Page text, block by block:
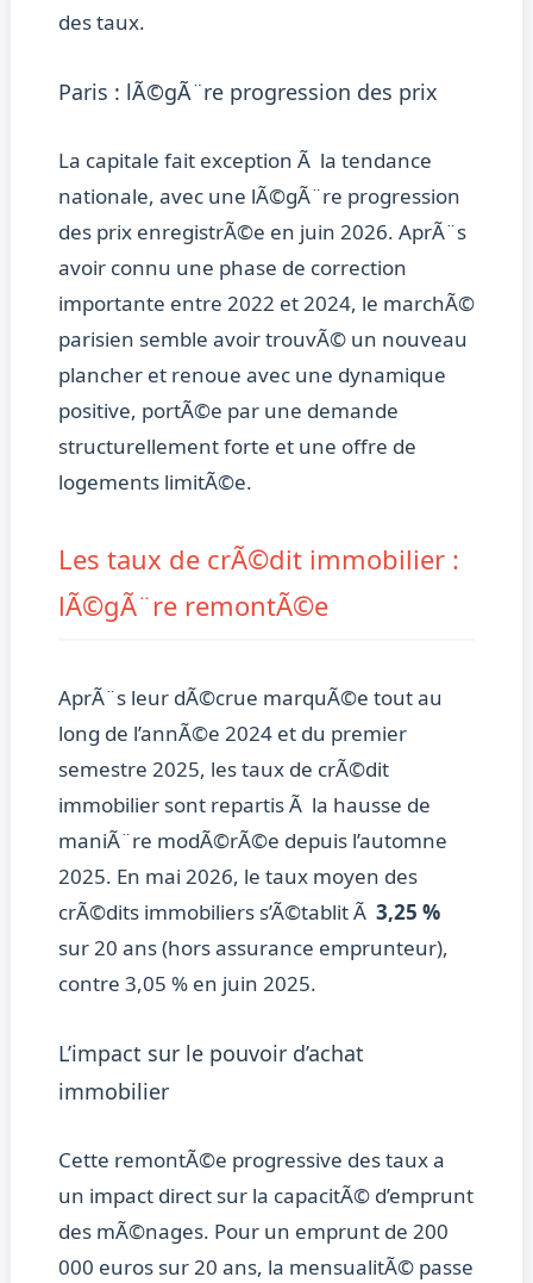
des taux.
Paris : lÃ©gÃ¨re progression des prix
La capitale fait exception Ã la tendance
nationale, avec une lÃ©gÃ¨re progression
des prix enregistrÃ©e en juin 2026. AprÃ¨s
avoir connu une phase de correction
importante entre 2022 et 2024, le marchÃ©
parisien semble avoir trouvÃ© un nouveau
plancher et renoue avec une dynamique
positive, portÃ©e par une demande
structurellement forte et une offre de
logements limitÃ©e.
Les taux de crÃ©dit immobilier :
lÃ©gÃ¨re remontÃ©e
AprÃ¨s leur dÃ©crue marquÃ©e tout au
long de l’annÃ©e 2024 et du premier
semestre 2025, les taux de crÃ©dit
immobilier sont repartis Ã la hausse de
maniÃ¨re modÃ©rÃ©e depuis l’automne
2025. En mai 2026, le taux moyen des
crÃ©dits immobiliers s’Ã©tablit Ã 3,25 %
sur 20 ans (hors assurance emprunteur),
contre 3,05 % en juin 2025.
L’impact sur le pouvoir d’achat
immobilier
Cette remontÃ©e progressive des taux a
un impact direct sur la capacitÃ© d’emprunt
des mÃ©nages. Pour un emprunt de 200
000 euros sur 20 ans, la mensualitÃ© passe